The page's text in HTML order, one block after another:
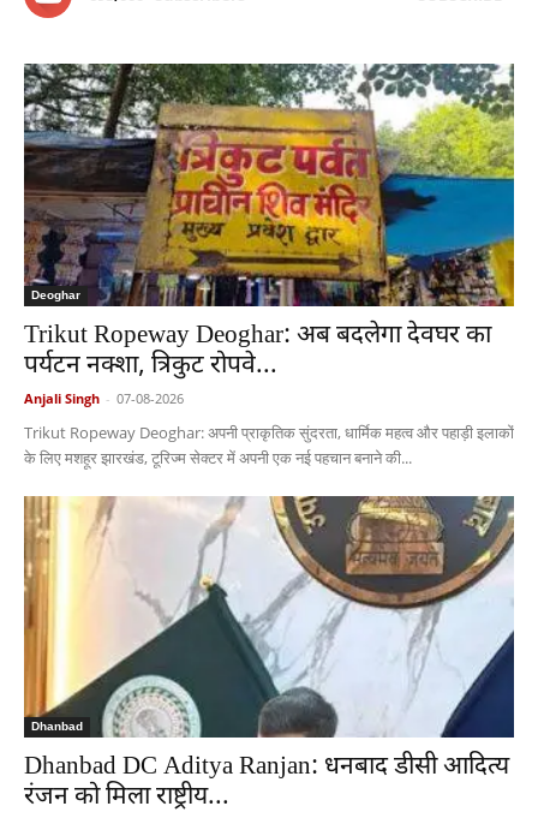
Deoghar
Trikut Ropeway Deoghar: अब बदलेगा देवघर का
पर्यटन नक्शा, त्रिकुट रोपवे...
Anjali Singh - 07-08-2026
Trikut Ropeway Deoghar: अपनी प्राकृतिक सुंदरता, धार्मिक महत्व और पहाड़ी इलाकों
के लिए मशहूर झारखंड, टूरिज्म सेक्टर में अपनी एक नई पहचान बनाने की...
Dhanbad
Dhanbad DC Aditya Ranjan: धनबाद डीसी आदित्य
रंजन को मिला राष्ट्रीय...